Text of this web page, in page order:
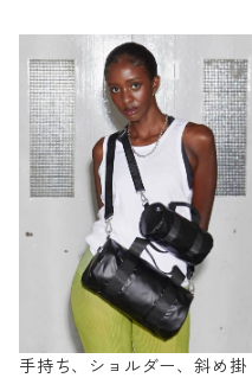
手持ち、ショルダー、斜め掛